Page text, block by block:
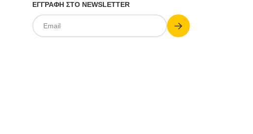
ΕΓΓΡΑΦΗ ΣΤΟ NEWSLETTER
Email
Submit